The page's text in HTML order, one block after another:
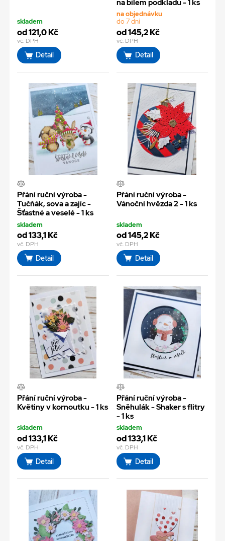
skladem
od 121,0 Kč
vč. DPH
Detail
na bílem podkladu - 1 ks
na objednávku
do 7 dní
od 145,2 Kč
vč. DPH
Detail
Přání ruční výroba -
Tučňák, sova a zajíc -
Šťastné a veselé - 1 ks
skladem
od 133,1 Kč
vč. DPH
Detail
Přání ruční výroba -
Vánoční hvězda 2 - 1 ks
skladem
od 145,2 Kč
vč. DPH
Detail
Přání ruční výroba -
Květiny v kornoutku - 1 ks
skladem
od 133,1 Kč
vč. DPH
Detail
Přání ruční výroba -
Sněhulák - Shaker s flitry
- 1 ks
skladem
od 133,1 Kč
vč. DPH
Detail